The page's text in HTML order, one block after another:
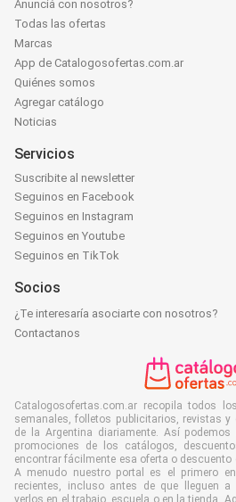
Anunciá con nosotros?
Todas las ofertas
Marcas
App de Catalogosofertas.com.ar
Quiénes somos
Agregar catálogo
Noticias
Servicios
Suscribite al newsletter
Seguinos en Facebook
Seguinos en Instagram
Seguinos en Youtube
Seguinos en TikTok
Socios
¿Te interesaría asociarte con nosotros?
Contactanos
Catalogosofertas.com.ar recopila todos
semanales, folletos publicitarios, revistas
de la Argentina diariamente. Así
promociones de los catálogos,
encontrar fácilmente esa oferta o descuento
A menudo nuestro portal es el primero
recientes, incluso antes de que lleguen a
verlos en el trabajo, escuela o en la tienda.